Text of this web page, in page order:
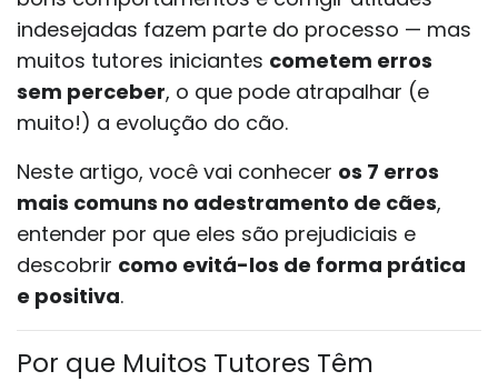
indesejadas fazem parte do processo — mas
muitos tutores iniciantes cometem erros
sem perceber, o que pode atrapalhar (e
muito!) a evolução do cão.
Neste artigo, você vai conhecer os 7 erros
mais comuns no adestramento de cães,
entender por que eles são prejudiciais e
descobrir como evitá-los de forma prática
e positiva.
Por que Muitos Tutores Têm